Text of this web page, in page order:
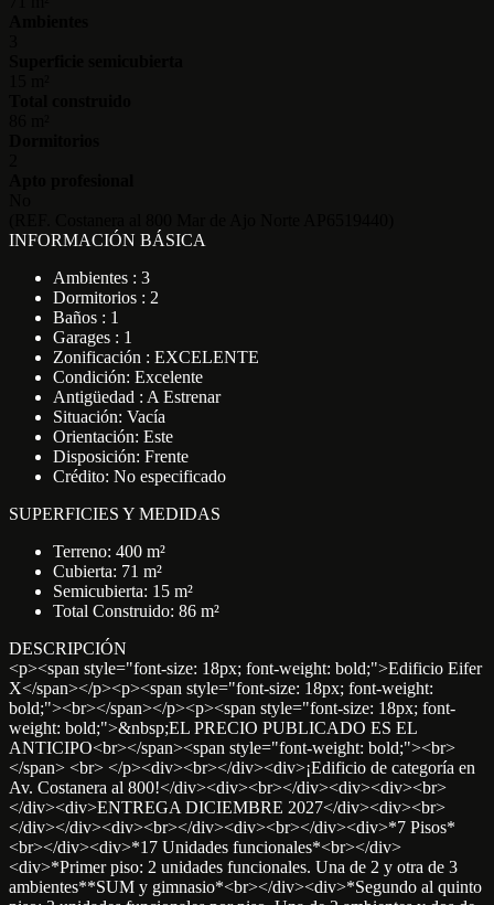
INFORMACIÓN BÁSICA
Ambientes : 3
Dormitorios : 2
Baños : 1
Garages : 1
Zonificación : EXCELENTE
Condición: Excelente
Antigüedad : A Estrenar
Situación: Vacía
Orientación: Este
Disposición: Frente
Crédito: No especificado
SUPERFICIES Y MEDIDAS
Terreno: 400 m²
Cubierta: 71 m²
Semicubierta: 15 m²
Total Construido: 86 m²
DESCRIPCIÓN
<p><span style="font-size: 18px; font-weight: bold;">Edificio Eifer
X</span></p><p><span style="font-size: 18px; font-weight:
bold;"><br></span></p><p><span style="font-size: 18px; font-
weight: bold;">&nbsp;EL PRECIO PUBLICADO ES EL
ANTICIPO<br></span><span style="font-weight: bold;"><br>
</span> <br> </p><div><br></div><div>¡Edificio de categoría en
Av. Costanera al 800!</div><div><br></div><div><div><br>
</div><div>ENTREGA DICIEMBRE 2027</div><div><br>
</div></div><div><br></div><div><br></div><div>*7 Pisos*
<br></div><div>*17 Unidades funcionales*<br></div>
<div>*Primer piso: 2 unidades funcionales. Una de 2 y otra de 3
ambientes**SUM y gimnasio*<br></div><div>*Segundo al quinto